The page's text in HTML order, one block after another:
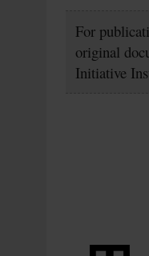
For
original
Initiative